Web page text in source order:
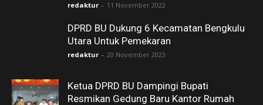
redaktur - 11 November 2022
DPRD BU Dukung 6 Kecamatan Bengkulu
Utara Untuk Pemekaran
redaktur - 20 November 2023
Ketua DPRD BU Dampingi Bupati
Resmikan Gedung Baru Kantor Rumah